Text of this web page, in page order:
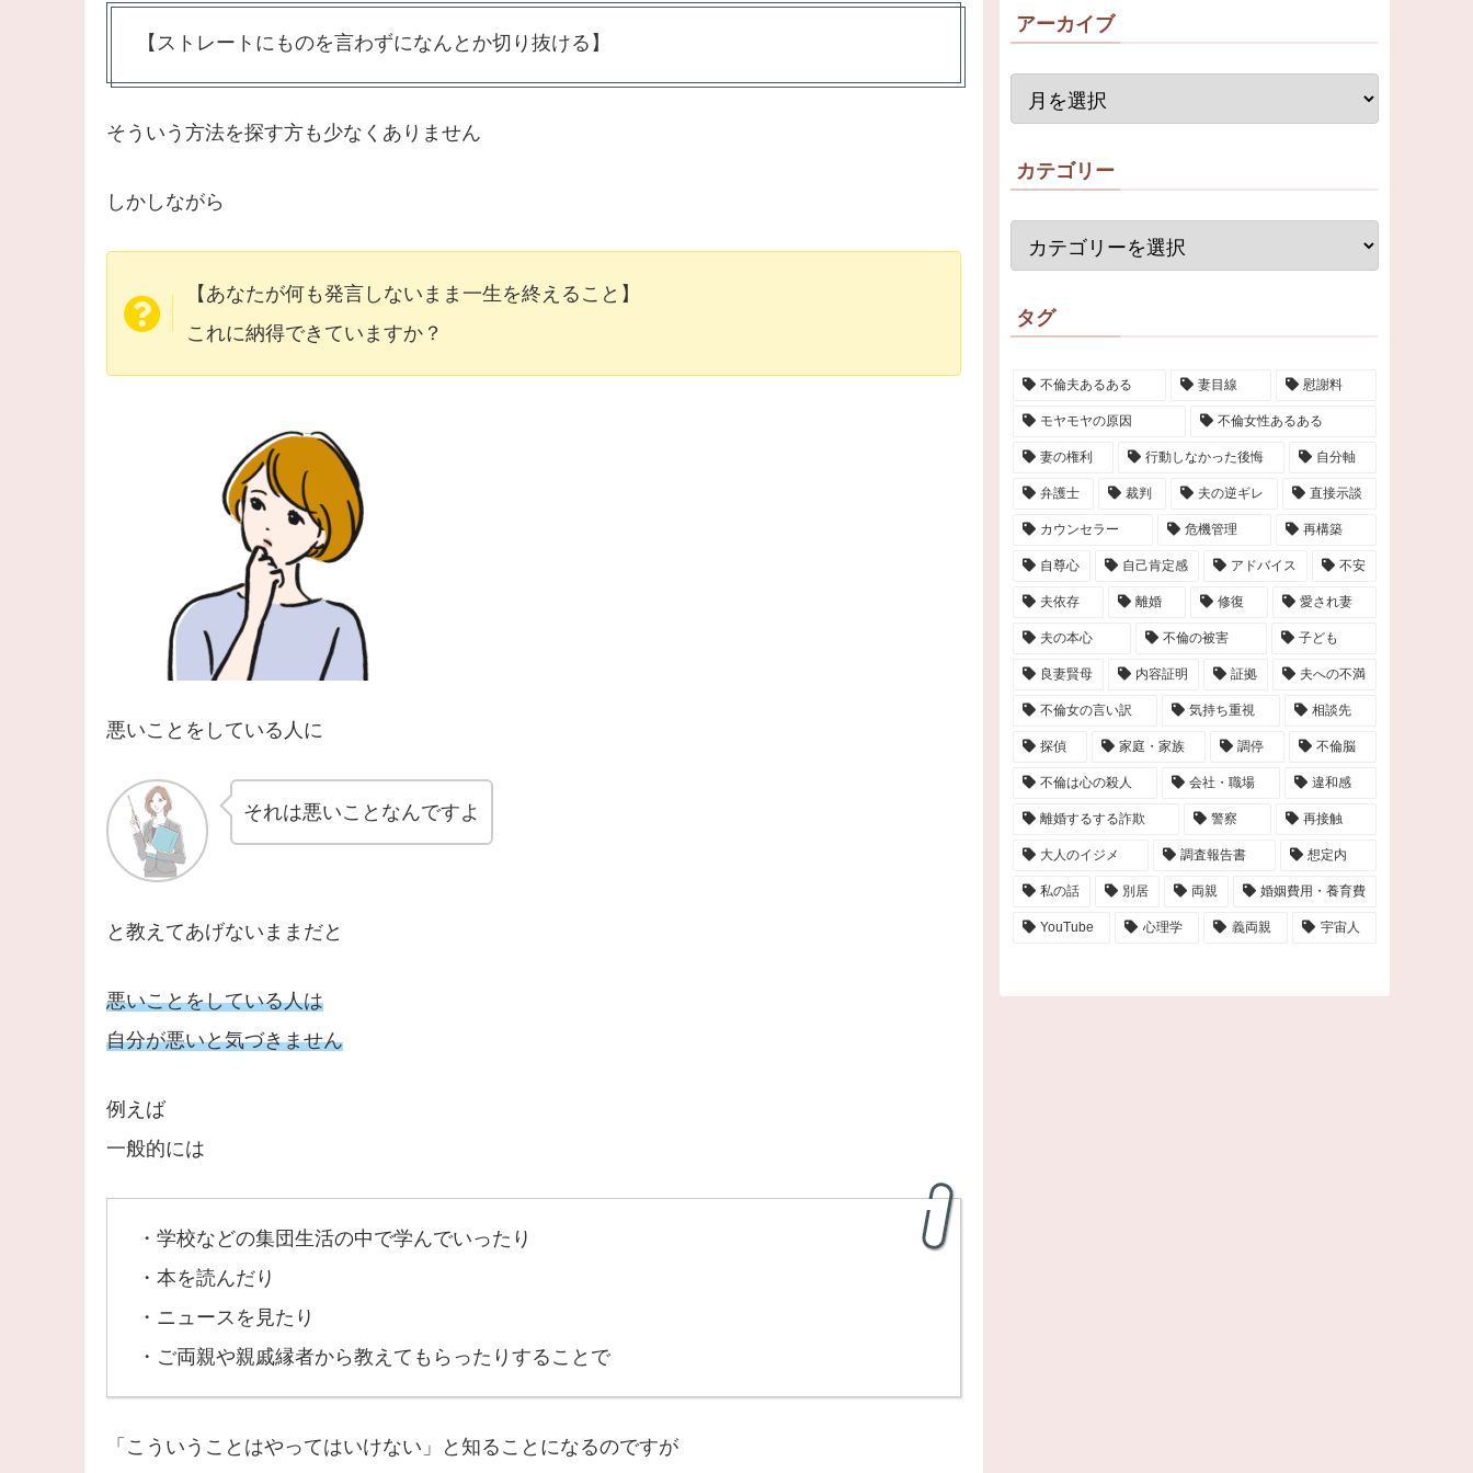
【ストレートにものを言わずになんとか切り抜ける】
そういう方法を探す方も少なくありません
しかしながら
【あなたが何も発言しないまま一生を終えること】
これに納得できていますか？
悪いことをしている人に
それは悪いことなんですよ
と教えてあげないままだと
悪いことをしている人は
自分が悪いと気づきません
例えば
一般的には
・学校などの集団生活の中で学んでいったり
・本を読んだり
・ニュースを見たり
・ご両親や親戚縁者から教えてもらったりすることで
「こういうことはやってはいけない」と知ることになるのですが
アーカイブ
カテゴリー
タグ
不倫夫あるある 妻目線 慰謝料
モヤモヤの原因 不倫女性あるある
妻の権利 行動しなかった後悔 自分軸
弁護士 裁判 夫の逆ギレ 直接示談
カウンセラー 危機管理 再構築
自尊心 自己肯定感 アドバイス 不安
夫依存 離婚 修復 愛され妻
夫の本心 不倫の被害 子ども
良妻賢母 内容証明 証拠 夫への不満
不倫女の言い訳 気持ち重視 相談先
探偵 家庭・家族 調停 不倫脳
不倫は心の殺人 会社・職場 違和感
離婚するする詐欺 警察 再接触
大人のイジメ 調査報告書 想定内
私の話 別居 両親 婚姻費用・養育費
YouTube 心理学 義両親 宇宙人